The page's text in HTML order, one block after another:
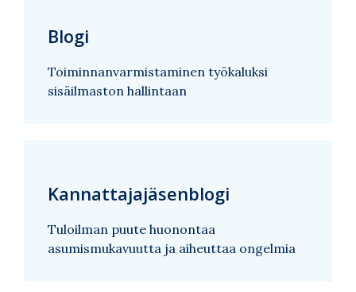
Blogi
Toiminnanvarmistaminen työkaluksi
sisäilmaston hallintaan
Kannattajajäsenblogi
Tuloilman puute huonontaa
asumismukavuutta ja aiheuttaa ongelmia